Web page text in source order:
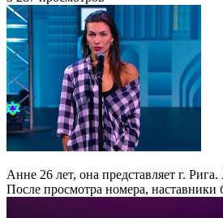
Анне 26 лет, она представляет г.
После просмотра номера,